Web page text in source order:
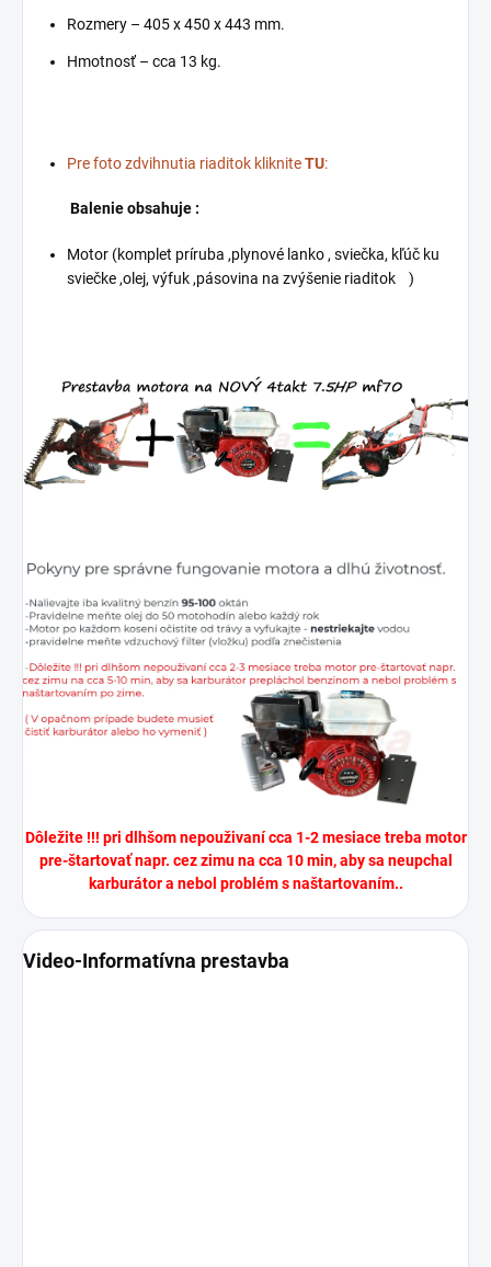
Rozmery – 405 x 450 x 443 mm.
Hmotnosť – cca 13 kg.
Pre foto zdvihnutia riaditok klikniteTU:
Balenie obsahuje :
Motor (komplet príruba ,plynové lanko , sviečka, kľúč ku
sviečke ,olej, výfuk ,pásovina na zvýšenie riaditok )
Dôležite !!! pri dlhšom nepouživaní cca 1-2 mesiace treba motor
pre-štartovať napr. cez zimu na cca 10 min, aby sa neupchal
karburátor a nebol problém s naštartovaním..
Video-Informatívna prestavba